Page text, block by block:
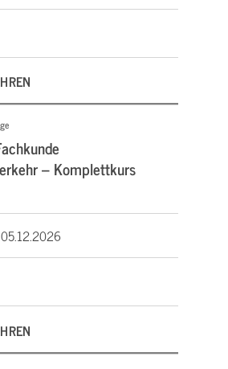
– Komplettkurs
05.12.2026